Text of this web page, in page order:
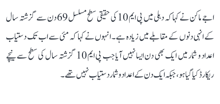
اجے ماکن نے کہا کہ دہلی میں پی ایم 10 کی حقیقی سطح مسلسل 69 دن سے گزشتہ سال
کے انہی دنوں کے مقابلے میں زیادہ ہے۔ انہوں نے کہا کہ مئی سے اب تک دستیاب
اعداد و شمار میں ایک بھی دن ایسا نہیں آیا جب پی ایم 10 گزشتہ سال کی سطح سے نیچے
ریکارڈ کیا گیا ہو، جبکہ ایک دن کے اعداد و شمار دستیاب نہیں تھے۔